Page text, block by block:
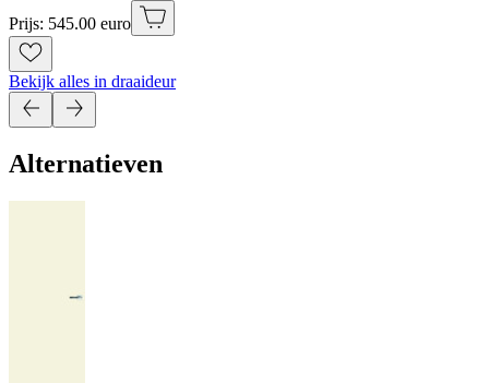
Prijs: 545.00 euro
Bekijk alles in draaideur
Alternatieven